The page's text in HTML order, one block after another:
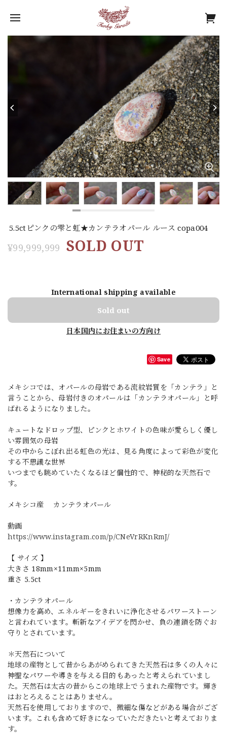
5.5ctピンクの雫と虹★カンテラオパール ルース copa004
¥99,999,999 SOLD OUT
International shipping available
Sold out
日本国内にお住まいの方向け
Save
メキシコでは、オパールの母岩である流紋岩質を「カンテラ」と
言うことから、母岩付きのオパールは「カンテラオパール」と呼
ばれるようになりました。
キュートなドロップ型、ピンクとホワイトの色味が愛らしく優し
い雰囲気の母岩
その中からこぼれ出る虹色の光は、見る角度によって彩色が変化
する不思議な世界
いつまでも眺めていたくなるほど個性的で、神秘的な天然石で
す。
メキシコ産 カンテラオパール
動画
https://www.instagram.com/p/CNeVrRKnRmJ/
【 サイズ 】
大きさ 18mm×11mm×5mm
重さ 5.5ct
・カンテラオパール
想像力を高め、エネルギーをきれいに浄化させるパワーストーン
と言われています。斬新なアイデアを閃かせ、負の連鎖を防ぐお
守りとされています。
＊天然石について
地球の産物として昔からあがめられてきた天然石は多くの人々に
神聖なパワーや導きを与える目的もあったと考えられていまし
た。天然石は太古の昔からこの地球上でうまれた産物です。輝き
はおとろえることはありません。
天然石を使用しておりますので、微細な傷などがある場合がござ
います。これも含めて好きになっていただきたいと考えておりま
す。